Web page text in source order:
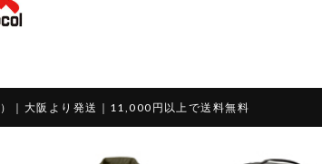
｜大阪より発送｜11,000円以上で送料無料